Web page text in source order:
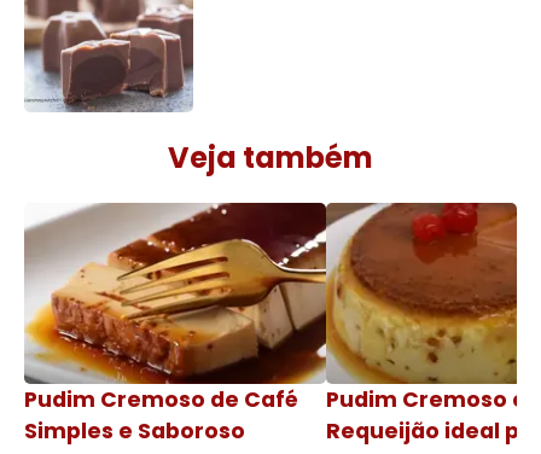
Veja também
Pudim Cremoso de Café
Simples e Saboroso
Pudim Cremoso
Requeijão ideal